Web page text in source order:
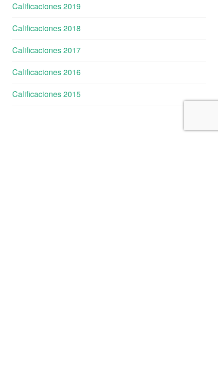
Calificaciones 2019
Calificaciones 2018
Calificaciones 2017
Calificaciones 2016
Calificaciones 2015